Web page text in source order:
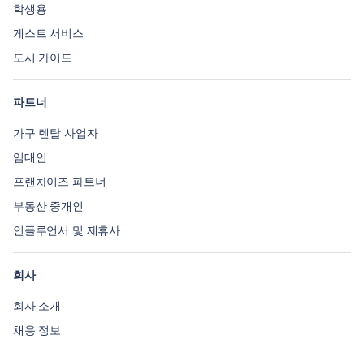
학생용
게스트 서비스
도시 가이드
파트너
가구 렌탈 사업자
임대인
프랜차이즈 파트너
부동산 중개인
인플루언서 및 제휴사
회사
회사 소개
채용 정보